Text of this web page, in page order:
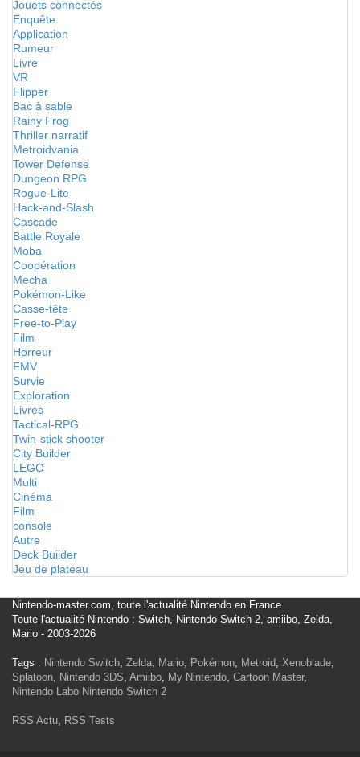
Jouets connectés
Enquête
Application
Rumeur
Livre
VR
Flipper
Bac à sable
Rainy Frog
Thriller narratif
Metroidvania
Tower Defense
Dungeon RPG
Rogue-Lite
Hack-and-Slash
Cascade
Battle Royale
Moba
Coopération
Mecha
Pokémon-Like
Casse-tête
Free-to-Play
Film
Horreur
FMV
Survie
Exploration
Livres
Tactical-RPG
Twin-stick shooter
City Builder
LEGO
Multi
Cinéma
Film
console
Autre
Deck Builder
Jeu de plateau
Nintendo-master.com, toute l'actualité Nintendo en France
Toute l'actualité Nintendo : Switch, Nintendo Switch 2, amiibo, Zelda,
Mario - 2003-2026
Tags : Nintendo Switch, Zelda, Mario, Pokémon, Metroid, Xenoblade,
Splatoon, Nintendo 3DS, Amiibo, My Nintendo, Cartoon Master,
Nintendo Labo Nintendo Switch 2
RSS Actu, RSS Tests